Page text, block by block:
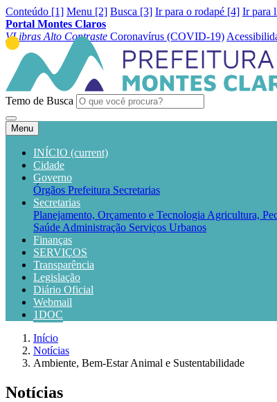
Conteúdo [1] Menu [2] Busca [3] Ir para o rodapé [4] Ir para
Portal Montes Claros
VLibras Alto Contraste Coronavírus (COVID-19)
Temo de Busca
Menu
INÍCIO (current)
Cidade
Governo
Órgãos Prefeitura Secretarias
Secretarias
Planejamento, Orçamento e Tecnologia Agricultura,
Saúde Administração Serviços Urbanos
Finanças
SERVIÇOS
Transparência
Legislação
Diário Oficial
Webmail
1DOC
Início
Notícias
Ambiente, Bem-Estar Animal e Sustentabilidade
Notícias